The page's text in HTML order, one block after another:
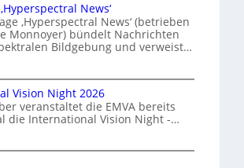
v
e
r
ä
s
s
g
News‘
‚Hyperspectral News‘ (betrieben
Monnoyer) bündelt Nachrichten
Bildgebung und verweist…
Vision Night 2026
veranstaltet die EMVA bereits
die International Vision Night -…